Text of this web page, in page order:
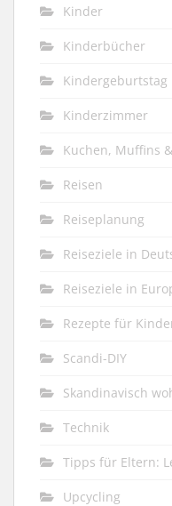
Kinder
Kinderbücher
Kindergeburtstag
Kinderzimmer
Kuchen, Muffins
Reisen
Reiseplanung
Reiseziele in
Reiseziele in
Rezepte für
Scandi-DIY
Skandinavisch
Technik
Tipps für Eltern:
Upcycling